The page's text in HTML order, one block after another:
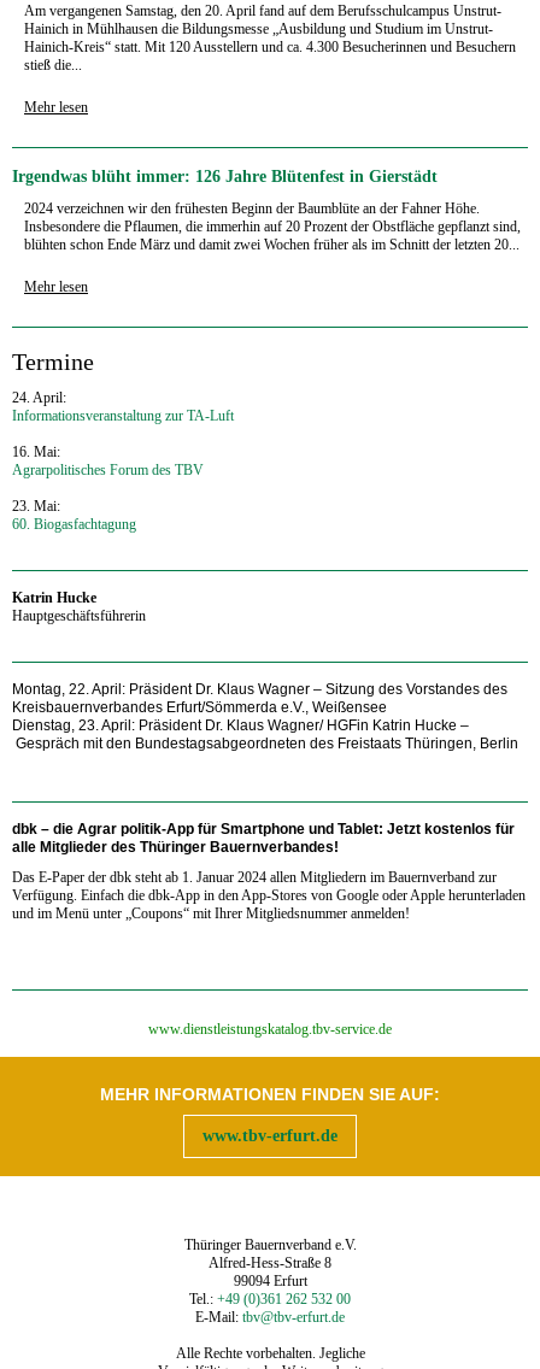
Am vergangenen Samstag, den 20. April fand auf dem Berufsschulcampus Unstrut-
Hainich in Mühlhausen die Bildungsmesse „Ausbildung und Studium im Unstrut-
Hainich-Kreis“ statt. Mit 120 Ausstellern und ca. 4.300 Besucherinnen und Besuchern
stieß die...
Mehr lesen
Irgendwas blüht immer: 126 Jahre Blütenfest in Gierstädt
2024 verzeichnen wir den frühesten Beginn der Baumblüte an der Fahner Höhe.
Insbesondere die Pflaumen, die immerhin auf 20 Prozent der Obstfläche gepflanzt sind,
blühten schon Ende März und damit zwei Wochen früher als im Schnitt der letzten 20...
Mehr lesen
‍Termine
24. April:
Informationsveranstaltung zur TA-Luft
16. Mai:
Agrarpolitisches Forum des TBV
23. Mai:
60. Biogasfachtagung
‍Katrin Hucke
Hauptgeschäftsführerin
Montag, 22. April: Präsident Dr. Klaus Wagner – Sitzung des Vorstandes des
Kreisbauernverbandes Erfurt/Sömmerda e.V., Weißensee
Dienstag, 23. April: Präsident Dr. Klaus Wagner/ HGFin Katrin Hucke –
Gespräch mit den Bundestagsabgeordneten des Freistaats Thüringen, Berlin
dbk – die Agrar politik-App für Smartphone und Tablet: Jetzt kostenlos für
alle Mitglieder des Thüringer Bauernverbandes!
Das E-Paper der dbk steht ab 1. Januar 2024 allen Mitgliedern im Bauernverband zur
Verfügung. Einfach die dbk-App in den App-Stores von Google oder Apple herunterladen
und im Menü unter „Coupons“ mit Ihrer Mitgliedsnummer anmelden!
‍www.dienstleistungskatalog.tbv-service.de
MEHR INFORMATIONEN FINDEN SIE AUF:
www.tbv-erfurt.de
Thüringer Bauernverband e.V.
Alfred-Hess-Straße 8
99094 Erfurt
Tel.: +49 (0)361 262 532 00
E-Mail: tbv@tbv-erfurt.de
Alle Rechte vorbehalten. Jegliche